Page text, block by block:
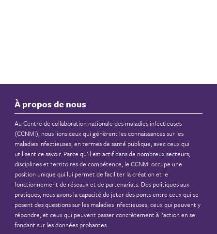
À propos de nous
Au Centre de collaboration nationale des maladies infectieuses
(CCNMI), nous lions ceux qui génèrent les connaissances sur les
maladies infectieuses, en termes de santé publique, avec ceux qui
utilisent ce savoir. Parce qu’il est actif dans de nombreux secteurs,
disciplines et territoires de compétence, le CCNMI occupe une
position unique qui lui permet de faciliter la création et le
fonctionnement de réseaux et de partenariats. Des politiques aux
pratiques, nous avons la capacité de jeter des ponts entre ceux qui se
posent des questions sur les maladies infectieuses, ceux qui peuvent y
répondre, et ceux qui peuvent passer concrètement à l’action en se
fondant sur les données probantes.